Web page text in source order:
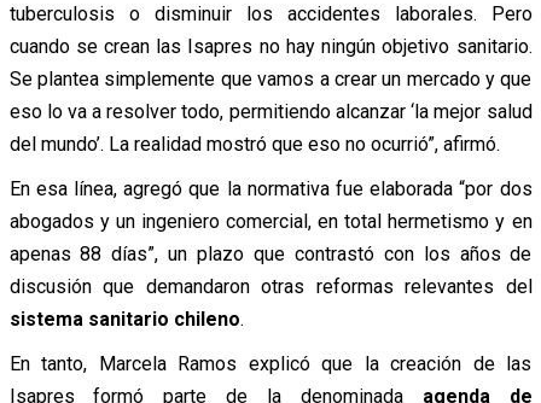
tuberculosis o disminuir los accidentes laborales. Pero
cuando se crean las Isapres no hay ningún objetivo sanitario.
Se plantea simplemente que vamos a crear un mercado y que
eso lo va a resolver todo, permitiendo alcanzar ‘la mejor salud
del mundo’. La realidad mostró que eso no ocurrió”, afirmó.
En esa línea, agregó que la normativa fue elaborada “por dos
abogados y un ingeniero comercial, en total hermetismo y en
apenas 88 días”, un plazo que contrastó con los años de
discusión que demandaron otras reformas relevantes del
sistema sanitario chileno.
En tanto, Marcela Ramos explicó que la creación de las
Isapres formó parte de la denominada agenda de